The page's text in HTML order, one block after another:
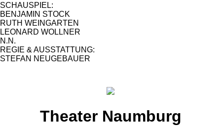
SCHAUSPIEL:
BENJAMIN STOCK
RUTH WEINGARTEN
LEONARD WOLLNER
N.N.
REGIE & AUSSTATTUNG:
STEFAN NEUGEBAUER
Theater Naumburg